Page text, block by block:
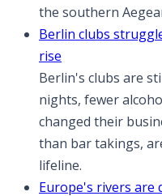
the southern
Berlin clubs
rise
Berlin's clubs are
nights, fewer
changed their
than bar takings,
lifeline.
Europe's rivers are